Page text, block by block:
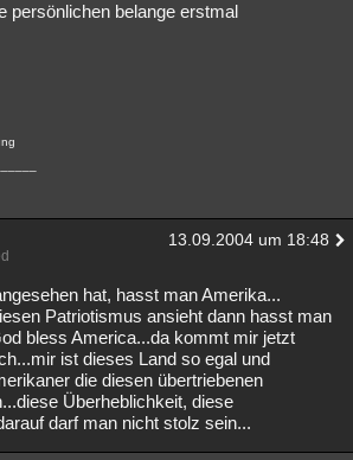
persönlichen belange erstmal
13.09.2004 um 18:48
hat, hasst man Amerika...
Patriotismus ansieht dann hasst man
bless America...da kommt mir jetzt
ist dieses Land so egal und
die diesen übertriebenen
Überheblichkeit, diese
darf man nicht stolz sein...